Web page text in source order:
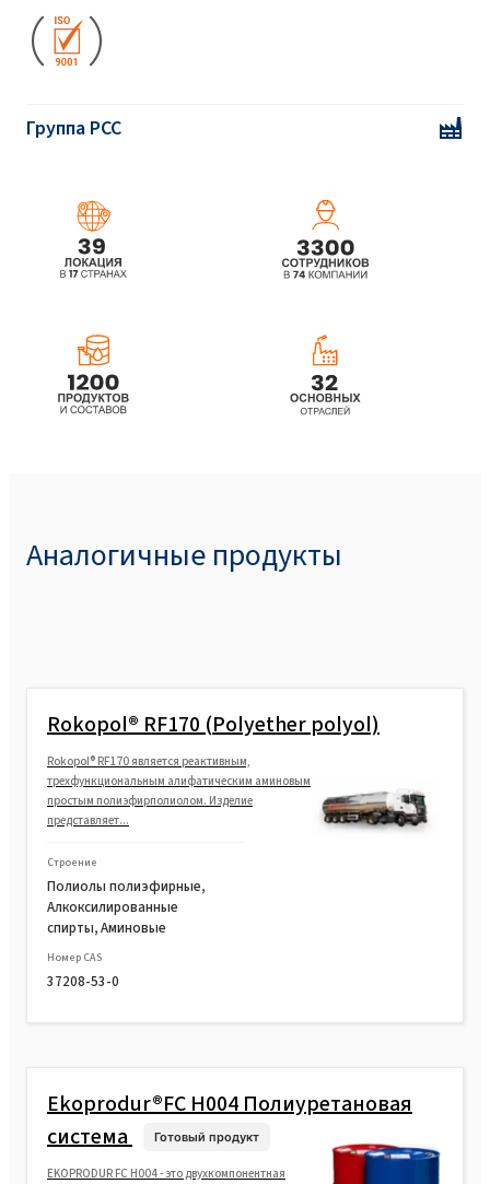
Группа PCC
Аналогичные продукты
Rokopol® RF170 (Polyether polyol)
Rokopol® RF170 является реактивным,
трехфункциональным алифатическим аминовым
простым полиэфирполиолом. Изделие
представляет...
Строение
Полиолы полиэфирные,
Алкоксилированные
спирты, Аминовые
Номер CAS
37208-53-0
Ekoprodur®FC H004 Полиуретановая
система
Готовый продукт
EKOPRODUR FC H004 - это двухкомпонентная